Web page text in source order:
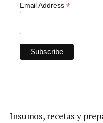
Email Address *
Insumos, recetas y